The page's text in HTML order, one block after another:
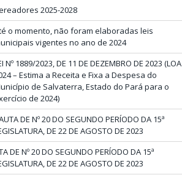
2025-2028
o momento, não foram elaboradas leis
vigentes no ano de 2024
Nº 1889/2023, DE 11 DE DEZEMBRO DE 2023 (LOA
– Estima a Receita e Fixa a Despesa do
de Salvaterra, Estado do Pará para o
de 2024)
DE Nº 20 DO SEGUNDO PERÍODO DA 15ª
DE 22 DE AGOSTO DE 2023
DE Nº 20 DO SEGUNDO PERÍODO DA 15ª
DE 22 DE AGOSTO DE 2023